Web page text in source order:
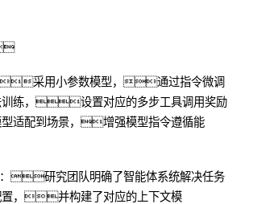
采用小参数模型，通过指令微调
训练，设置对应的多步工具调用奖励
适配到场景，增强模型指令遵循能
：研究团队明确了智能体系统解决任务
置，并构建了对应的上下文模